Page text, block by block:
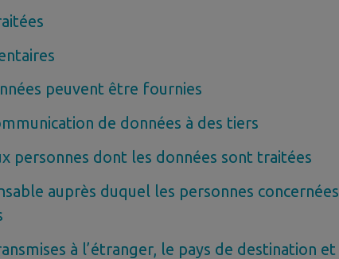
peuvent être fournies
de données à des tiers
personnes dont les données sont traitées
auprès duquel les personnes concernées
à l’étranger, le pays de destination et